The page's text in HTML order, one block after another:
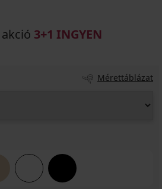
akció 3+1 INGYEN
Mérettáblázat